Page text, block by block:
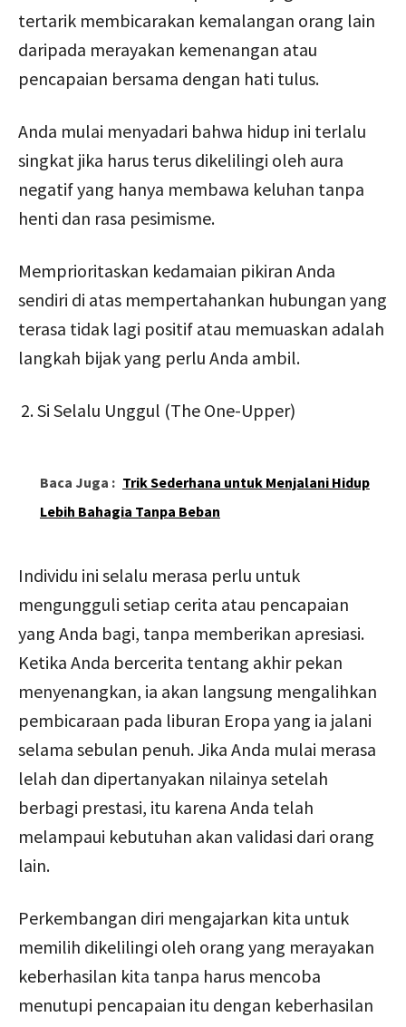
tertarik membicarakan kemalangan orang lain
daripada merayakan kemenangan atau
pencapaian bersama dengan hati tulus.
Anda mulai menyadari bahwa hidup ini terlalu
singkat jika harus terus dikelilingi oleh aura
negatif yang hanya membawa keluhan tanpa
henti dan rasa pesimisme.
Memprioritaskan kedamaian pikiran Anda
sendiri di atas mempertahankan hubungan yang
terasa tidak lagi positif atau memuaskan adalah
langkah bijak yang perlu Anda ambil.
Si Selalu Unggul (The One-Upper)
Baca Juga : Trik Sederhana untuk Menjalani Hidup
Lebih Bahagia Tanpa Beban
Individu ini selalu merasa perlu untuk
mengungguli setiap cerita atau pencapaian
yang Anda bagi, tanpa memberikan apresiasi.
Ketika Anda bercerita tentang akhir pekan
menyenangkan, ia akan langsung mengalihkan
pembicaraan pada liburan Eropa yang ia jalani
selama sebulan penuh. Jika Anda mulai merasa
lelah dan dipertanyakan nilainya setelah
berbagi prestasi, itu karena Anda telah
melampaui kebutuhan akan validasi dari orang
lain.
Perkembangan diri mengajarkan kita untuk
memilih dikelilingi oleh orang yang merayakan
keberhasilan kita tanpa harus mencoba
menutupi pencapaian itu dengan keberhasilan